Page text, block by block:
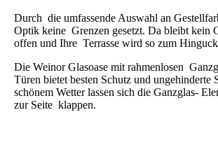
Durch die umfassende Auswahl an
Optik keine Grenzen gesetzt. Da bleibt kein
offen und Ihre Terrasse wird so zum
Die Weinor Glasoase mit rahmenlosen
Türen bietet besten Schutz und ungehinderte
schönem Wetter lassen sich die Ganzglas-
zur Seite klappen.